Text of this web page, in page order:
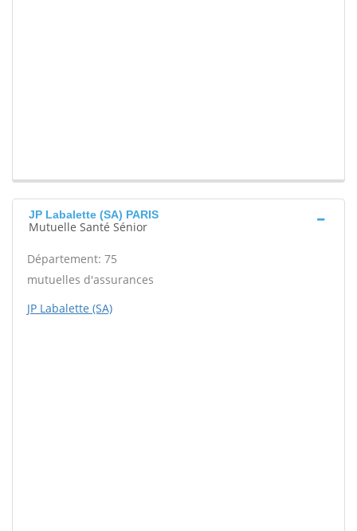
JP Labalette (SA) PARIS
Mutuelle Santé Sénior
Département: 75
mutuelles d'assurances
JP Labalette (SA)